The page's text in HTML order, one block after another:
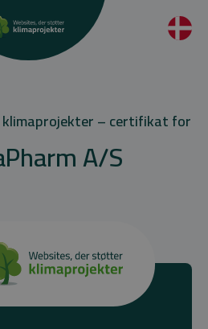
– certifikat for
A/S